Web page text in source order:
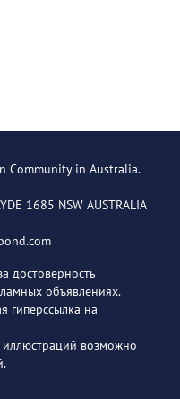
Community in Australia.
1685 NSW AUSTRALIA
достоверность
объявлениях.
гиперссылка на
возможно